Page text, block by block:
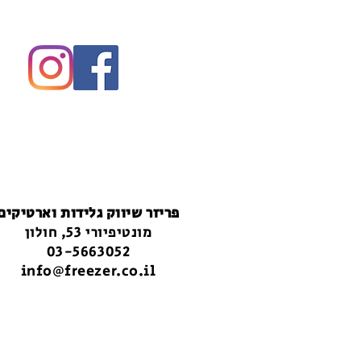
פריזר שיווק גלידות
מונטיפיורי 53, חולון
03-5663052
info@freezer.co.il